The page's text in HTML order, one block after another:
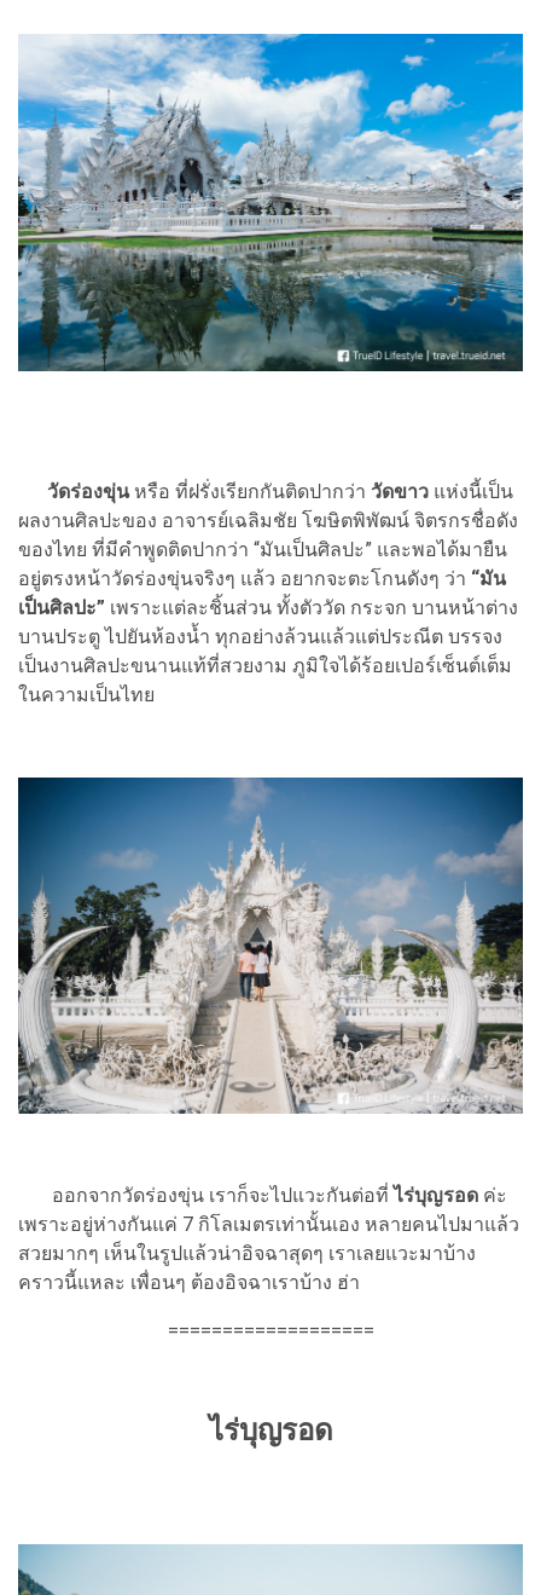
วัดร่องขุ่นหรือ ที่ฝรั่งเรียกกันติดปากว่า วัดขาว แห่งนี้เป็น
ผลงานศิลปะของ อาจารย์เฉลิมชัย โฆษิตพิพัฒน์ จิตรกรชื่อดัง
ของไทย ที่มีคำพูดติดปากว่า “มันเป็นศิลปะ” และพอได้มายืน
อยู่ตรงหน้าวัดร่องขุ่นจริงๆ แล้ว อยากจะตะโกนดังๆ ว่า “มัน
เป็นศิลปะ” เพราะแต่ละชิ้นส่วน ทั้งตัววัด กระจก บานหน้าต่าง
บานประตู ไปยันห้องน้ำ ทุกอย่างล้วนแล้วแต่ประณีต บรรจง
เป็นงานศิลปะขนานแท้ที่สวยงาม ภูมิใจได้ร้อยเปอร์เซ็นต์เต็ม
ในความเป็นไทย
ออกจากวัดร่องขุ่น เราก็จะไปแวะกันต่อที่ไร่บุญรอด ค่ะ
เพราะอยู่ห่างกันแค่ 7 กิโลเมตรเท่านั้นเอง หลายคนไปมาแล้ว
สวยมากๆ เห็นในรูปแล้วน่าอิจฉาสุดๆ เราเลยแวะมาบ้าง
คราวนี้แหละ เพื่อนๆ ต้องอิจฉาเราบ้าง ฮ่า
===================
ไร่บุญรอด